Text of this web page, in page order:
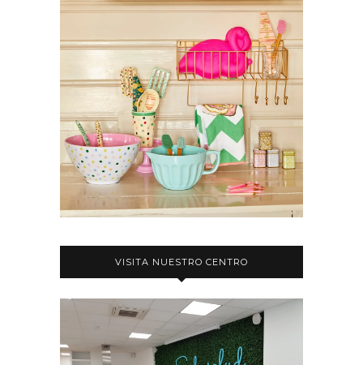
VISITA NUESTRO CENTRO